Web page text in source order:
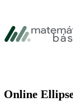
Gå til sidefod
Online